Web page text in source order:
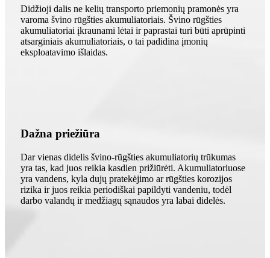
Didžioji dalis ne kelių transporto priemonių pramonės yra
varoma švino rūgšties akumuliatoriais. Švino rūgšties
akumuliatoriai įkraunami lėtai ir paprastai turi būti aprūpinti
atsarginiais akumuliatoriais, o tai padidina įmonių
eksploatavimo išlaidas.
Dažna priežiūra
Dar vienas didelis švino-rūgšties akumuliatorių trūkumas
yra tas, kad juos reikia kasdien prižiūrėti. Akumuliatoriuose
yra vandens, kyla dujų pratekėjimo ar rūgšties korozijos
rizika ir juos reikia periodiškai papildyti vandeniu, todėl
darbo valandų ir medžiagų sąnaudos yra labai didelės.